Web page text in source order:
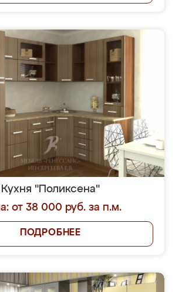
Кухня "Поликсена"
от 38 000 руб. за п.м.
ПОДРОБНЕЕ